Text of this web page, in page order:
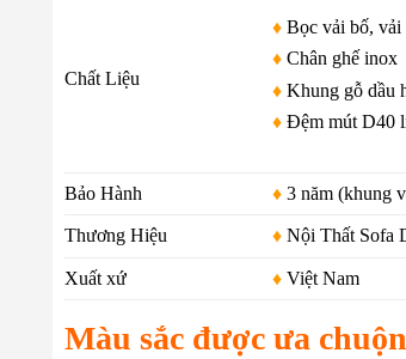
Chất Liệu
♦ Bọc vải bố, vải
♦ Chân ghế inox
♦ Khung gỗ dầu
♦ Đệm mút D40
Bảo Hành ♦3 năm (khung
Thương Hiệu ♦Nội Thất Sofa
Xuất xứ ♦Việt Nam
Màu sắc được ưa